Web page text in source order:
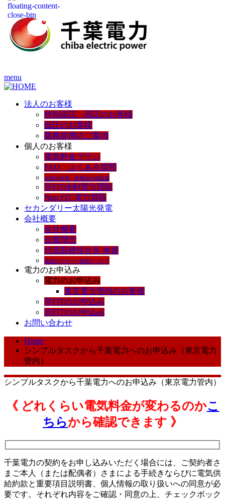
menu
法人のお客様
特別高圧・高圧のお客様
低圧のお客様
業務提携のご案内
個人のお客様
電気料金プラン
FAQ よくある質問
太陽光発電、蓄電池の御提案
卒FIT余剰電力買取
Non FIT 電力買取
セカンダリー太陽光発電
会社概要
会社概要
企業理念
代表取締役社長 挨拶
地域のスポーツ振興について
電力のお申込み
電力のお申込み
東京電力管内のお客様
卒FITのお申込み
非FITのお申込み
お問い合わせ
Home
シンプルタスクから千葉電力へのお申込み（東京電力
管内）
シンプルタスクから千葉電力へのお申込み（東京電力管内）
《 どれくらい電気料金が変わるのかこ
ちらから確認できます 》
千葉電力の契約をお申し込みいただく場合には、ご契約者さ
まご本人（または配偶者）さまによる手続きならびに電気供
給約款と重要項目説明書、個人情報の取り扱いへの同意が必
要です。それぞれ内容をご確認・同意の上、チェックボック